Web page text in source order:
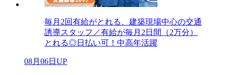
毎月2回有給がとれる、建築現場中心の交通
誘導スタッフ／有給が毎月2日間（2万分）
とれる◎日払い可！中高年活躍
08月06日UP